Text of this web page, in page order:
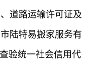
道路运输许可证及
陆特易搬家服务有
验统一社会信用代